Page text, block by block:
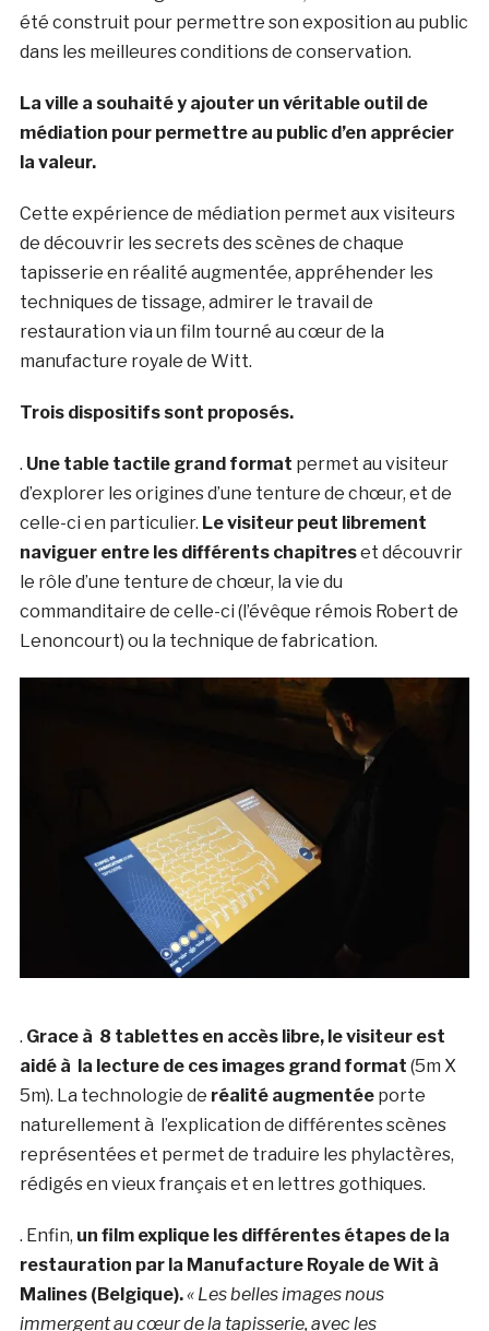
été construit pour permettre son exposition au public
dans les meilleures conditions de conservation.
La ville a souhaité y ajouter un véritable outil de
médiation pour permettre au public d’en apprécier
la valeur.
Cette expérience de médiation permet aux visiteurs
de découvrir les secrets des scènes de chaque
tapisserie en réalité augmentée, appréhender les
techniques de tissage, admirer le travail de
restauration via un film tourné au cœur de la
manufacture royale de Witt.
Trois dispositifs sont proposés.
. Une table tactile grand format permet au visiteur
d’explorer les origines d’une tenture de chœur, et de
celle-ci en particulier. Le visiteur peut librement
naviguer entre les différents chapitreset découvrir
le rôle d’une tenture de chœur, la vie du
commanditaire de celle-ci (l’évêque rémois Robert de
Lenoncourt) ou la technique de fabrication.
. Grace à 8 tablettes en accès libre, le visiteur est
aidé à la lecture de ces images grand format (5m X
5m). La technologie de réalité augmentéeporte
naturellement à l’explication de différentes scènes
représentées et permet de traduire les phylactères,
rédigés en vieux français et en lettres gothiques.
. Enfin, un film explique les différentes étapes de la
restauration par la Manufacture Royale de Wit à
Malines (Belgique).« Les belles images nous
immergent au cœur de la tapisserie, avec les